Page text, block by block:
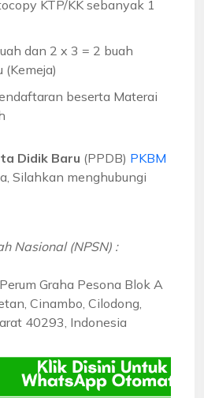
KTP/KK sebanyak 1
dan 2 x 3 = 2 buah
(Kemeja)
beserta Materai
Didik Baru (PPDB) PKBM
Silahkan menghubungi
Nasional (NPSN) :
Graha Pesona Blok A
Cinambo, Cilodong,
40293, Indonesia